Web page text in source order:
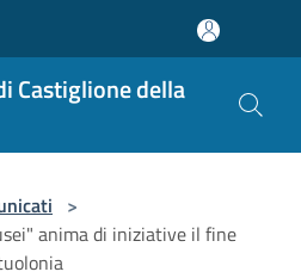
Castiglione della
>
anima di iniziative il fine